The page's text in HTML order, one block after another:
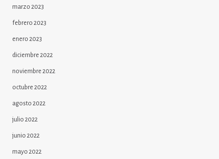
marzo 2023
febrero 2023
enero 2023
diciembre 2022
noviembre 2022
octubre 2022
agosto 2022
julio 2022
junio 2022
mayo 2022